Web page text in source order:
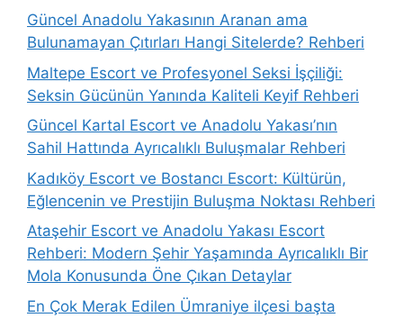
Güncel Anadolu Yakasının Aranan ama
Bulunamayan Çıtırları Hangi Sitelerde? Rehberi
Maltepe Escort ve Profesyonel Seksi İşçiliği:
Seksin Gücünün Yanında Kaliteli Keyif Rehberi
Güncel Kartal Escort ve Anadolu Yakası’nın
Sahil Hattında Ayrıcalıklı Buluşmalar Rehberi
Kadıköy Escort ve Bostancı Escort: Kültürün,
Eğlencenin ve Prestijin Buluşma Noktası Rehberi
Ataşehir Escort ve Anadolu Yakası Escort
Rehberi: Modern Şehir Yaşamında Ayrıcalıklı Bir
Mola Konusunda Öne Çıkan Detaylar
En Çok Merak Edilen Ümraniye ilçesi başta